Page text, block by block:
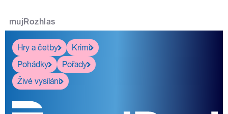
mujRozhlas
Hry a četby
Krimi
Pohádky
Pořady
Živé vysílání